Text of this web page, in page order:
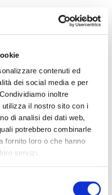
contenuti ed
dei social media e per
inoltre
il nostro sito con i
di analisi dei dati web,
potrebbero combinarle
fornito loro o che hanno
servizi.